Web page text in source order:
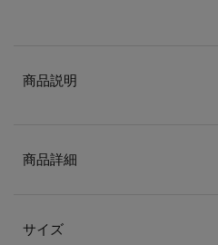
商品説明
商品詳細
サイズ